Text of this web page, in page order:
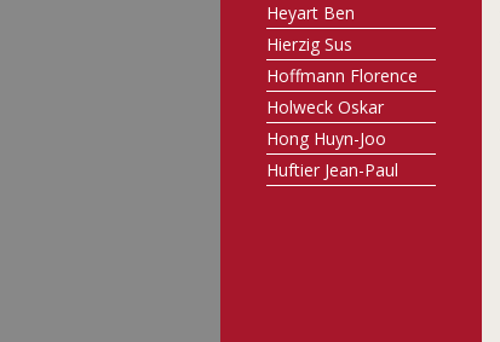
Heyart Ben
Hierzig Sus
Hoffmann Florence
Holweck Oskar
Hong Huyn-Joo
Huftier Jean-Paul